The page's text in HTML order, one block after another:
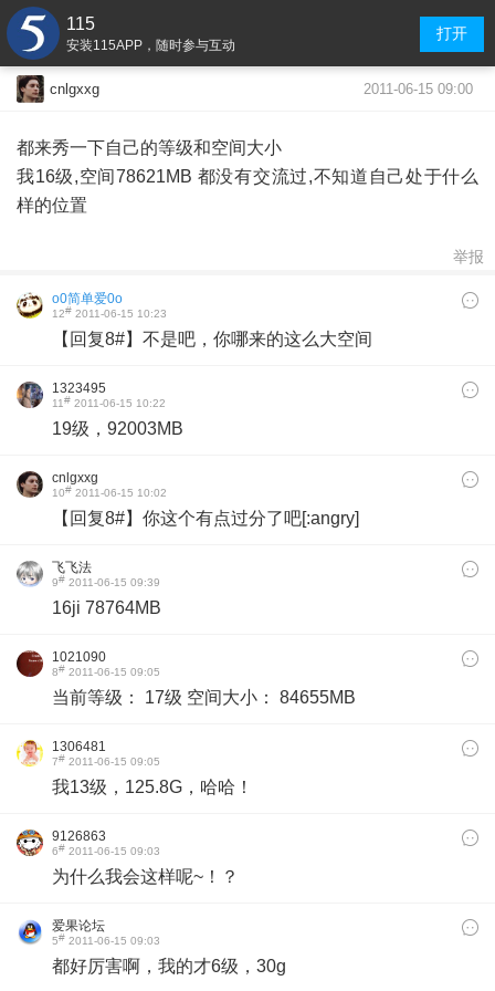
115
安装115APP，随时参与互动
打开
cnlgxxg 2011-06-15 09:00
都来秀一下自己的等级和空间大小
我16级,空间78621MB 都没有交流过,不知道自己处于什么
样的位置
举报
o0简单爱0o
12# 2011-06-15 10:23
【回复8#】不是吧，你哪来的这么大空间
1323495
11# 2011-06-15 10:22
19级，92003MB
cnlgxxg
10# 2011-06-15 10:02
【回复8#】你这个有点过分了吧[:angry]
飞飞法
9# 2011-06-15 09:39
16ji 78764MB
1021090
8# 2011-06-15 09:05
当前等级： 17级 空间大小： 84655MB
1306481
7# 2011-06-15 09:05
我13级，125.8G，哈哈！
9126863
6# 2011-06-15 09:03
为什么我会这样呢~！？
爱果论坛
5# 2011-06-15 09:03
都好厉害啊，我的才6级，30g